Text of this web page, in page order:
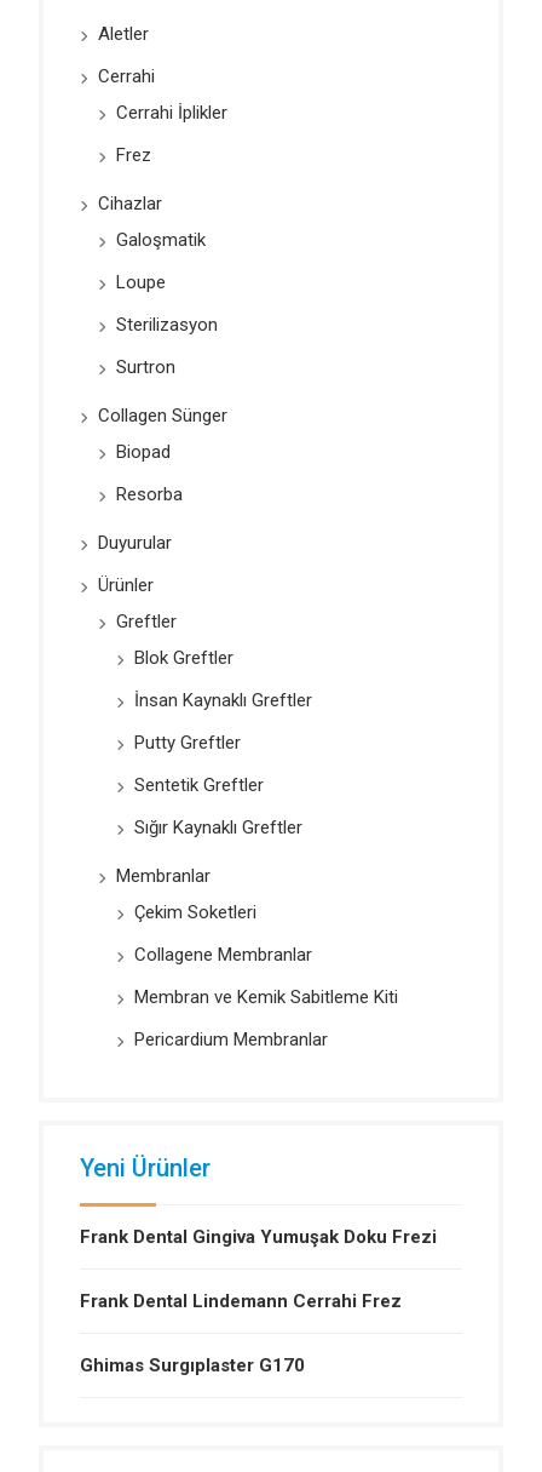
Aletler
Cerrahi
Cerrahi İplikler
Frez
Cihazlar
Galoşmatik
Loupe
Sterilizasyon
Surtron
Collagen Sünger
Biopad
Resorba
Duyurular
Ürünler
Greftler
Blok Greftler
İnsan Kaynaklı Greftler
Putty Greftler
Sentetik Greftler
Sığır Kaynaklı Greftler
Membranlar
Çekim Soketleri
Collagene Membranlar
Membran ve Kemik Sabitleme Kiti
Pericardium Membranlar
Yeni Ürünler
Frank Dental Gingiva Yumuşak Doku Frezi
Frank Dental Lindemann Cerrahi Frez
Ghimas Surgıplaster G170